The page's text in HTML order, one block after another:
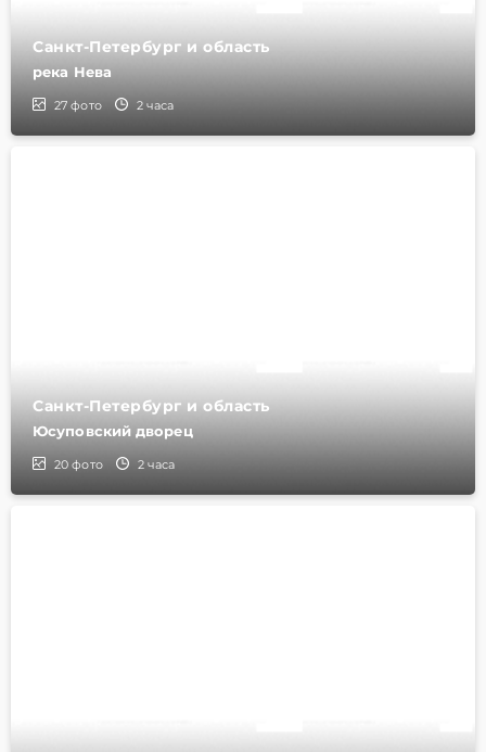
Санкт-Петербург и область
река Нева
27 фото 2 часа
Санкт-Петербург и область
Юсуповский дворец
20 фото 2 часа